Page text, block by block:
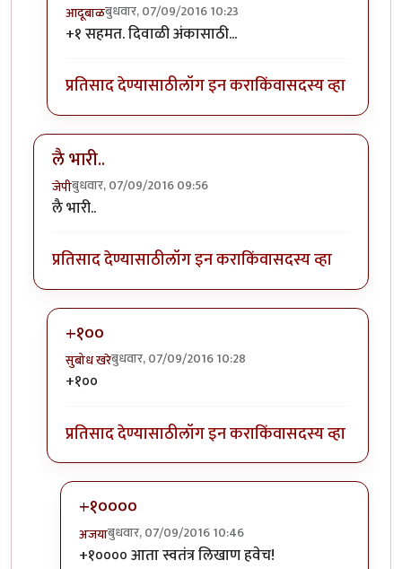
आदूबाळबुधवार, 07/09/2016 10:23
In reply toप्रकृती अस्वास्थ्याच्या काळात
+१ सहमत. दिवाळी अंकासाठी...
प्रतिसाद देण्यासाठीलॉग इन कराकिंवासदस्य व्हा
लै भारी..
जेपीबुधवार, 07/09/2016 09:56
लै भारी..
प्रतिसाद देण्यासाठीलॉग इन कराकिंवासदस्य व्हा
+१००
सुबोध खरेबुधवार, 07/09/2016 10:28
In reply to
+१००
प्रतिसाद देण्यासाठीलॉग इन कराकिंवासदस्य व्हा
+१००००
अजयाबुधवार, 07/09/2016 10:46
In reply to+१००byसुबोध खरे
+१०००० आता स्वतंत्र लिखाण हवेच!